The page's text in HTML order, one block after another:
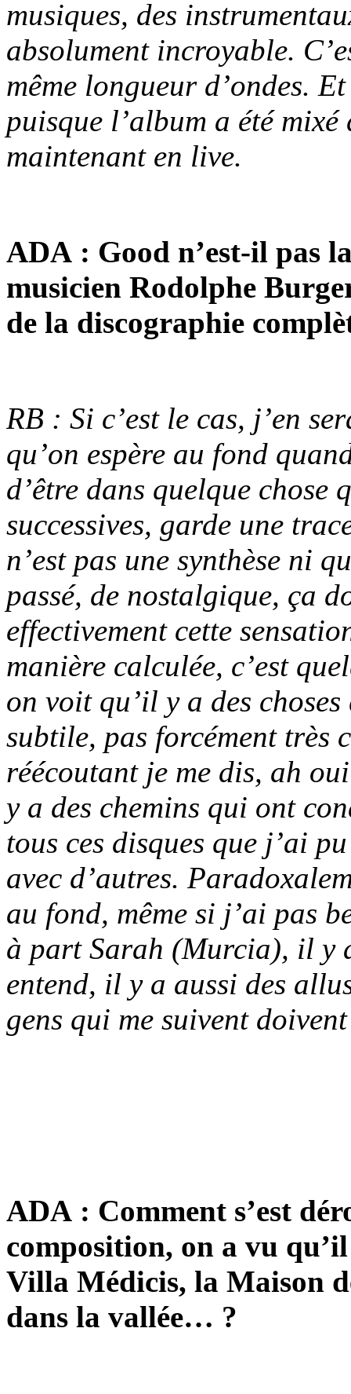
musiques, des
absolument incroyable.
même longueur d’ondes.
puisque l’album a été
maintenant en live.
ADA : Good n’est-il pas
musicien Rodolphe
de la discographie
RB : Si c’est le cas, j’en
qu’on espère au fond
d’être dans quelque chose
successives, garde une
n’est pas une synthèse ni
passé, de nostalgique, ça
effectivement cette
manière calculée, c’est
on voit qu’il y a des
subtile, pas forcément très
réécoutant je me dis, ah
y a des chemins qui ont
tous ces disques que j’ai
avec d’autres.
au fond, même si j’ai pas
à part Sarah (Murcia), il y
entend, il y a aussi des
gens qui me suivent
ADA : Comment s’est
composition, on a vu
Villa Médicis, la Maison
dans la vallée… ?